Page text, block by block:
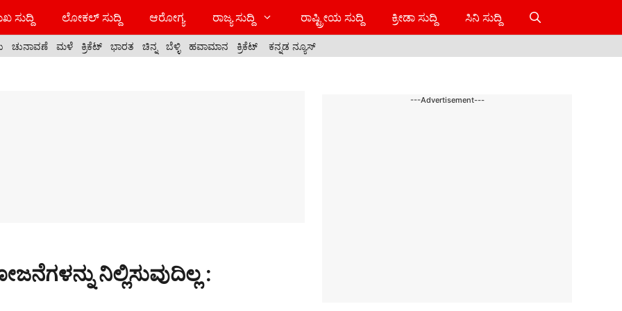
ಸುದ್ದಿ ಲೋಕಲ್ ಸುದ್ದಿ ಆರೋಗ್ಯ ರಾಜ್ಯ ಸುದ್ದಿ ರಾಷ್ಟ್ರೀಯ ಸುದ್ದಿ ಕ್ರೀಡಾ ಸುದ್ದಿ ಸಿನಿ ಸುದ್ದಿ
ಚುನಾವಣೆ ಮಳೆ ಕ್ರಿಕೆಟ್ ಭಾರತ ಚಿನ್ನ ಬೆಳ್ಳಿ ಹವಾಮಾನ ಕ್ರಿಕೆಟ್ ಕನ್ನಡ ನ್ಯೂಸ್
ನಿಲ್ಲಿಸುವುದಿಲ್ಲ :
---Advertisement---